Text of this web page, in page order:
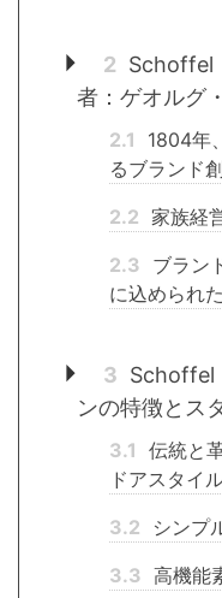
2 Schoffel
者：ゲオルグ
2.1
1804年
るブランド
2.2 家族経
2.3 ブラン
に込められ
3 Schoffel
ンの特徴とス
3.1 伝統と
ドアスタイ
3.2
シンプ
3.3 高機能